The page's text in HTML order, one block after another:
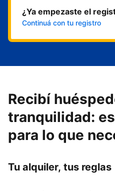
¿Ya empezaste el
Continuá con tu registro
Recibí
tranquilidad:
para lo que
Tu alquiler, tus reglas